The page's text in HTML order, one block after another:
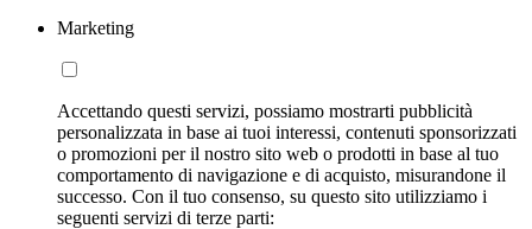
Marketing
Accettando questi servizi, possiamo mostrarti pubblicità
personalizzata in base ai tuoi interessi, contenuti sponsorizzati
o promozioni per il nostro sito web o prodotti in base al tuo
comportamento di navigazione e di acquisto, misurandone il
successo. Con il tuo consenso, su questo sito utilizziamo i
seguenti servizi di terze parti: